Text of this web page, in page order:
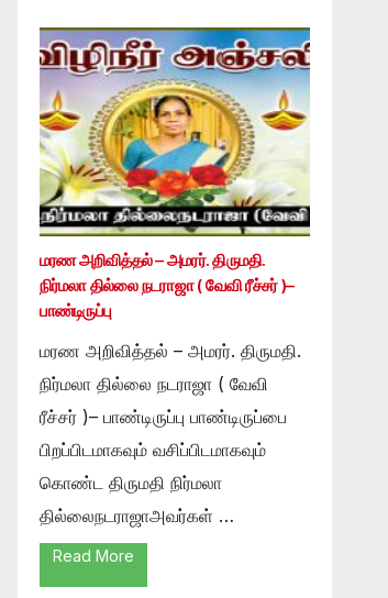
மரண அறிவித்தல் – அமரர். திருமதி.
நிர்மலா தில்லை நடராஜா ( வேவி ரீச்சர் )–
பாண்டிருப்பு
மரண அறிவித்தல் – அமரர். திருமதி.
நிர்மலா தில்லை நடராஜா ( வேவி
ரீச்சர் )– பாண்டிருப்பு பாண்டிருப்பை
பிறப்பிடமாகவும் வசிப்பிடமாகவும்
கொண்ட திருமதி நிர்மலா
தில்லைநடராஜாஅவர்கள் …
Read More